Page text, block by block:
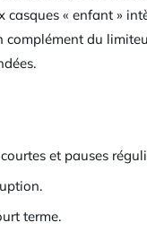
« enfant »
complément du
et pauses
terme.